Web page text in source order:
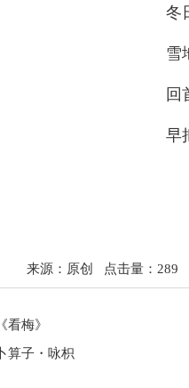
冬
雪
回
早
来源：原创 点击量：289
《看梅》
卜算子・咏枳